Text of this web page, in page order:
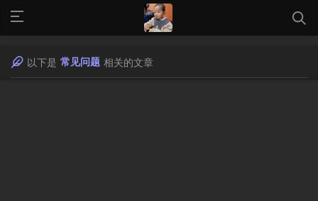
以下是 常见问题 相关的文章